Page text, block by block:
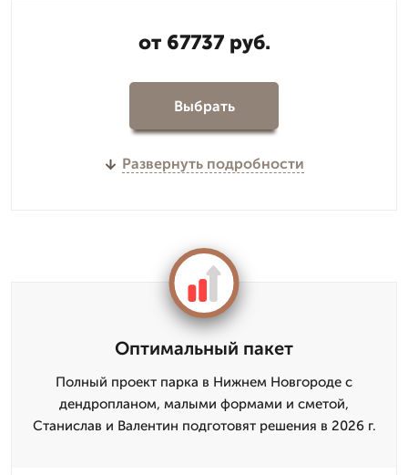
от 67737 руб.
Выбрать
Развернуть подробности
Оптимальный пакет
Полный проект парка в Нижнем Новгороде с
дендропланом, малыми формами и сметой,
Станислав и Валентин подготовят решения в 2026 г.